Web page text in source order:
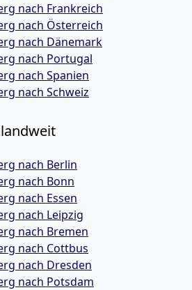
nach Frankreich
nach Österreich
nach Dänemark
nach Portugal
nach Spanien
nach Schweiz
nach Berlin
nach Bonn
nach Essen
nach Leipzig
nach Bremen
nach Cottbus
nach Dresden
nach Potsdam